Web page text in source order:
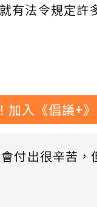
法令規定許
入《倡議+》
會付出很辛苦